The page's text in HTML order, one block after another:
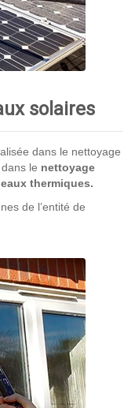
solaires
dans le nettoyage
le nettoyage
thermiques.
de l’entité de